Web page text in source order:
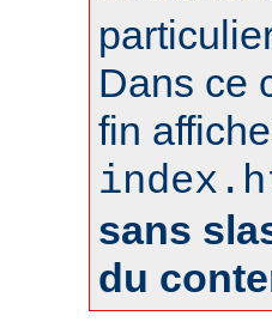
Dans ce
fin
sans
du